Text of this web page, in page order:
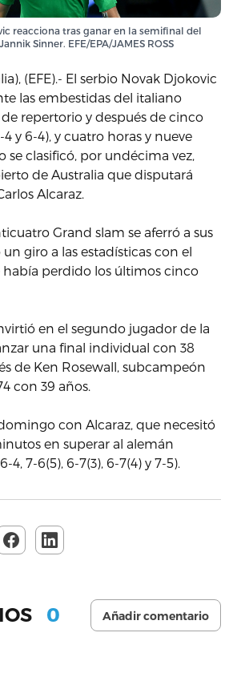
reacciona tras ganar en la semifinal del
Sinner. EFE/EPA/JAMES ROSS
(EFE).- El serbio Novak Djokovic
las embestidas del italiano
repertorio y después de cinco
4 y 6-4), y cuatro horas y nueve
clasificó, por undécima vez,
de Australia que disputará
Alcaraz.
Grand slam se aferró a sus
giro a las estadísticas con el
perdido los últimos cinco
en el segundo jugador de la
una final individual con 38
de Ken Rosewall, subcampeón
con 39 años.
con Alcaraz, que necesitó
en superar al alemán
4, 7-6(5), 6-7(3), 6-7(4) y 7-5).
0 Añadir comentario